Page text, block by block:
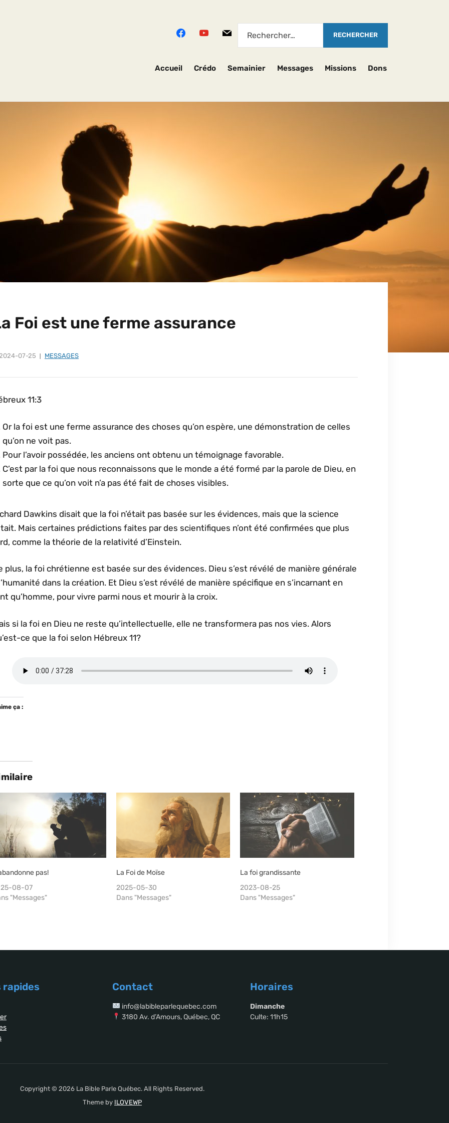
Accueil Crédo Semainier Messages Missions Dons
Foi est une ferme assurance
07-25 MESSAGES
11:3
Or la foi est une ferme assurance des choses qu’on espère, une démonstration de celles
qu’on ne voit pas.
Pour l’avoir possédée, les anciens ont obtenu un témoignage favorable.
C’est par la foi que nous reconnaissons que le monde a été formé par la parole de Dieu, en
sorte que ce qu’on voit n’a pas été fait de choses visibles.
Dawkins disait que la foi n’était pas basée sur les évidences, mais que la science
Mais certaines prédictions faites par des scientifiques n’ont été confirmées que plus
comme la théorie de la relativité d’Einstein.
plus, la foi chrétienne est basée sur des évidences. Dieu s’est révélé de manière générale
dans la création. Et Dieu s’est révélé de manière spécifique en s’incarnant en
qu’homme, pour vivre parmi nous et mourir à la croix.
si la foi en Dieu ne reste qu’intellectuelle, elle ne transformera pas nos vies. Alors
ce que la foi selon Hébreux 11?
ça :
pas!
08-07
"Messages"
La Foi de Moïse
2025-05-30
Dans "Messages"
La foi grandissante
2023-08-25
Dans "Messages"
rapides Contact
info@labibleparlequebec.com
3180 Av. d’Amours, Québec, QC
Horaires
Dimanche
Culte: 11h15
Copyright © 2026 La Bible Parle Québec. All Rights Reserved.
Theme by ILOVEWP